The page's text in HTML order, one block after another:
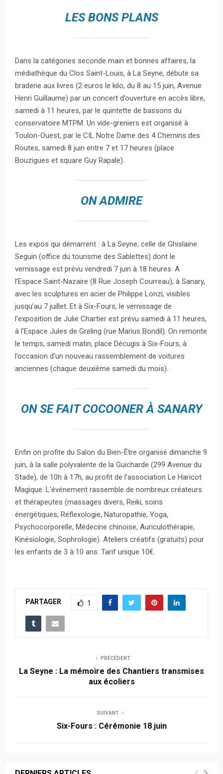
LES BONS PLANS
Dans la catégories seconde main et bonnes affaires, la
médiathèque du Clos Saint-Louis, à La Seyne, débute sa
braderie aux livres (2 euros le kilo, du 8 au 15 juin, Avenue
Henri Guillaume) par un concert d’ouverture en accès libre,
samedi à 11 heures, par le quintette de bassons du
conservatoire MTPM. Un vide-greniers est organisé à
Toulon-Ouest, par le CIL Notre Dame des 4 Chemins des
Routes, samedi 8 juin entre 7 et 17 heures (place
Bouzigues et square Guy Rapale).
ON ADMIRE
Les expos qui démarrent : à La Seyne, celle de Ghislaine
Seguin (office du tourisme des Sablettes) dont le
vernissage est prévu vendredi 7 juin à 18 heures. A
l’Espace Saint-Nazaire (8 Rue Joseph Courreau), à Sanary,
avec les sculptures en acier de Philippe Lonzi, visibles
jusqu’au 7 juillet. Et à Six-Fours, le vernissage de
l’exposition de Julie Chartier est prévu samedi à 11 heures,
à l’Espace Jules de Greling (rue Marius Bondil). On remonte
le temps, samedi matin, place Décugis à Six-Fours, à
l’occasion d’un nouveau rassemblement de voitures
anciennes (chaque deuxième samedi du mois).
ON SE FAIT COCOONER À SANARY
Enfin on profite du Salon du Bien-Être organisé dimanche 9
juin, à la salle polyvalente de la Guicharde (299 Avenue du
Stade), de 10h à 17h, au profit de l’association Le Haricot
Magique. L’événement rassemble de nombreux créateurs
et thérapeutes (massages divers, Reiki, soins
énergétiques, Réflexologie, Naturopathie, Yoga,
Psychocorporelle, Médecine chinoise, Auriculothérapie,
Kinésiologie, Sophrologie). Ateliers créatifs (gratuits) pour
les enfants de 3 à 10 ans. Tarif unique 10€.
PARTAGER 1
PRÉCÉDENT
La Seyne : La mémoire des Chantiers transmises
aux écoliers
SUIVANT
Six-Fours : Cérémonie 18 juin